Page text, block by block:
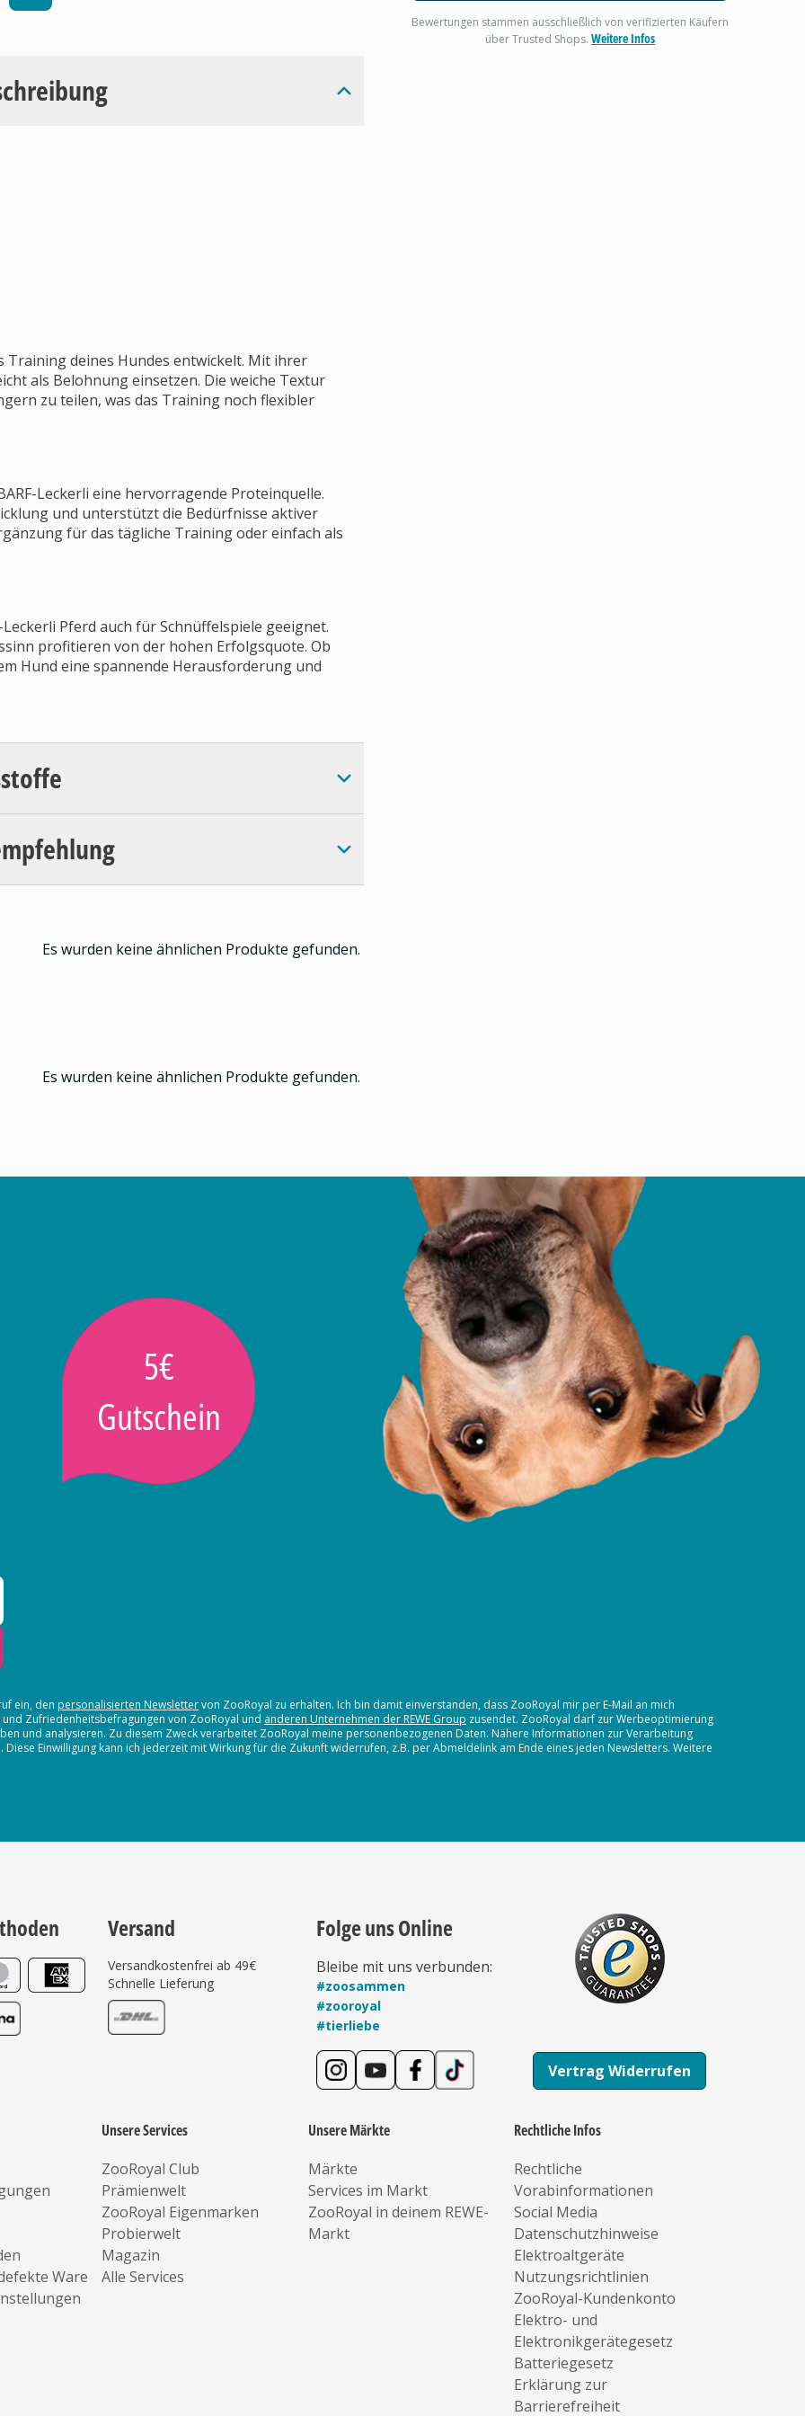
Training deines Hundes entwickelt. Mit ihrer
als Belohnung einsetzen. Die weiche Textur
zu teilen, was das Training noch flexibler
Leckerli eine hervorragende Proteinquelle.
und unterstützt die Bedürfnisse aktiver
für das tägliche Training oder einfach als
Pferd auch für Schnüffelspiele geeignet.
profitieren von der hohen Erfolgsquote. Ob
Hund eine spannende Herausforderung und
Bewertungen stammen ausschließlich von verifizierten Käufern
über Trusted Shops.Weitere Infos
Es wurden keine ähnlichen Produkte gefunden.
Es wurden keine ähnlichen Produkte gefunden.
5€
Gutschein
ein, den personalisierten Newslettervon ZooRoyal zu erhalten. Ich bin damit einverstanden, dass ZooRoyal mir per E-Mail an mich
Zufriedenheitsbefragungen von ZooRoyal und anderen Unternehmen der REWE Group zusendet. ZooRoyal darf zur Werbeoptimierung
und analysieren. Zu diesem Zweck verarbeitet ZooRoyal meine personenbezogenen Daten. Nähere Informationen zur Verarbeitung
Einwilligung kann ich jederzeit mit Wirkung für die Zukunft widerrufen, z.B. per Abmeldelink am Ende eines jeden Newsletters. Weitere
Versand
Versandkostenfrei ab 49€
Schnelle Lieferung
Folge uns Online
Bleibe mit uns verbunden:
#zoosammen
#zooroyal
#tierliebe
Vertrag Widerrufen
Ware
Unsere Services
ZooRoyal Club
Prämienwelt
ZooRoyal Eigenmarken
Probierwelt
Magazin
Alle Services
Unsere Märkte
Märkte
Services im Markt
ZooRoyal in deinem REWE-
Markt
Rechtliche Infos
Rechtliche
Vorabinformationen
Social Media
Datenschutzhinweise
Elektroaltgeräte
Nutzungsrichtlinien
ZooRoyal-Kundenkonto
Elektro- und
Elektronikgerätegesetz
Batteriegesetz
Erklärung zur
Barrierefreiheit